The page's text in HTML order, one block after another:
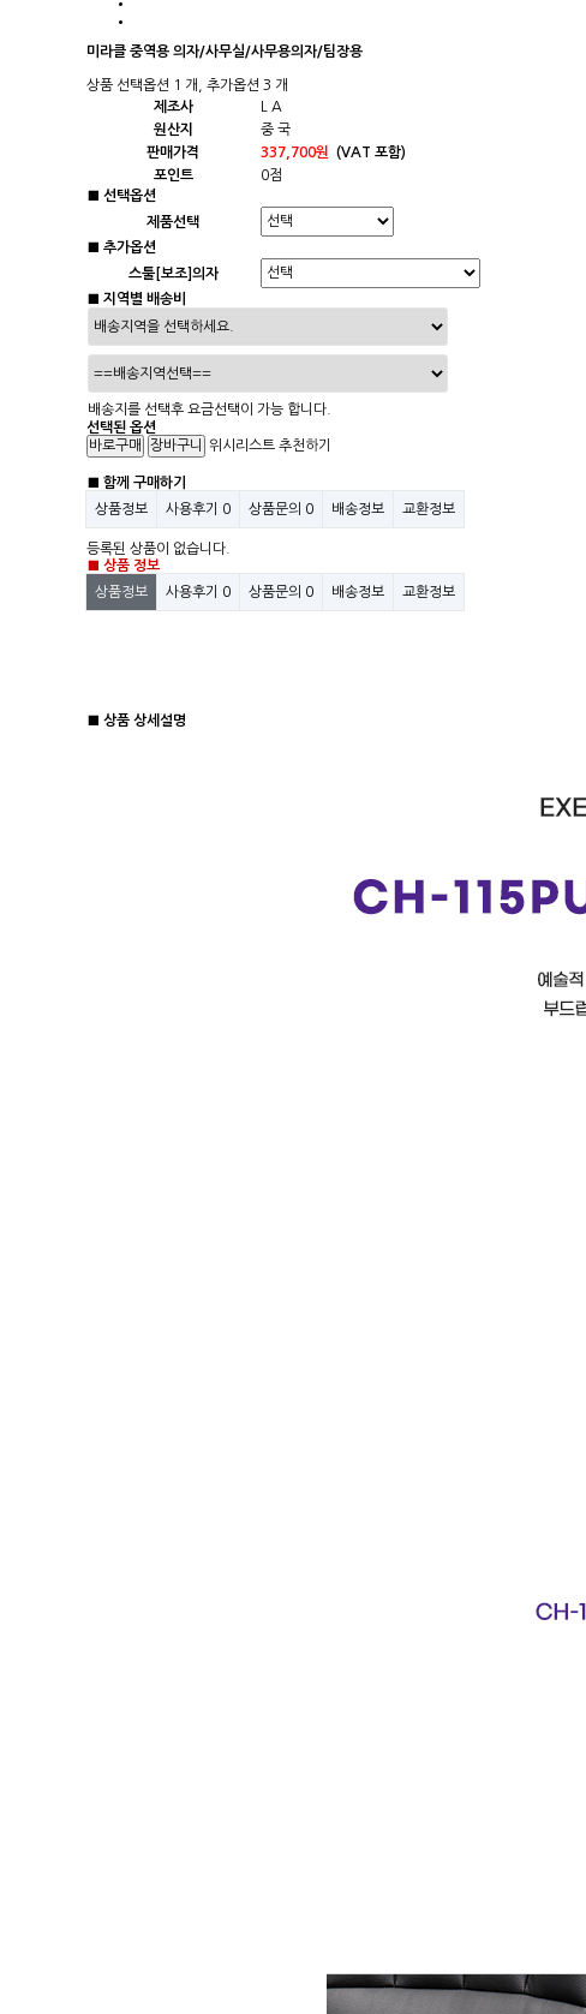
미라클 중역용 의자/사무실/사무용의자/팀장용
상품 선택옵션 1 개, 추가옵션 3 개
제조사
L A
원산지
중 국
판매가격
337,700원
(VAT 포함)
포인트
0점
■ 선택옵션
제품선택
■ 추가옵션
스툴[보조]의자
■ 지역별 배송비
배송지를 선택후 요금선택이 가능 합니다.
선택된 옵션
위시리스트 추천하기
■ 함께 구매하기
상품정보
사용후기 0 상품문의 0 배송정보 교환정보
등록된 상품이 없습니다.
■ 상품 정보
상품정보
사용후기 0 상품문의 0 배송정보 교환정보
■ 상품 상세설명